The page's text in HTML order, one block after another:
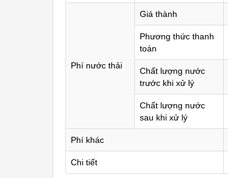
Phí nước thải
Giá thành
Phương thức thanh
toán
Chất lượng nước
trước khi xử lý
Chất lượng nước
sau khi xử lý
Phí khác
Chi tiết